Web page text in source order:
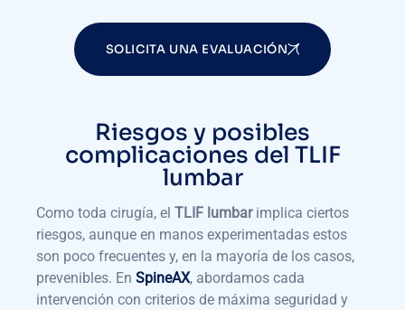
SOLICITA UNA EVALUACIÓN
Riesgos y posibles
complicaciones del TLIF
lumbar
Como toda cirugía, el TLIF lumbarimplica ciertos
riesgos, aunque en manos experimentadas estos
son poco frecuentes y, en la mayoría de los casos,
prevenibles. En SpineAX, abordamos cada
intervención con criterios de máxima seguridad y